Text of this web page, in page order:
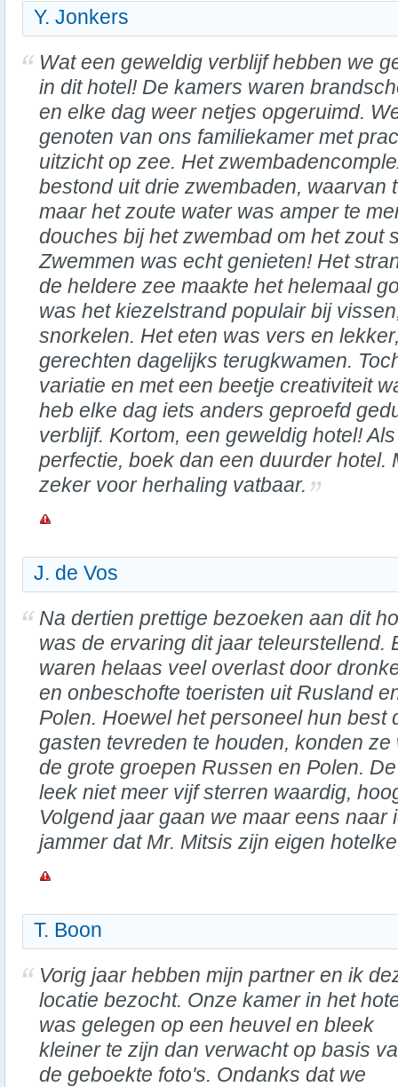
Y. Jonkers
Wat een geweldig verblijf hebben we
in dit hotel! De kamers waren
en elke dag weer netjes opgeruimd.
genoten van ons familiekamer met
uitzicht op zee. Het
bestond uit drie zwembaden, waarvan
maar het zoute water was amper te
douches bij het zwembad om het zout
Zwemmen was echt genieten! Het
de heldere zee maakte het helemaal
was het kiezelstrand populair bij
snorkelen. Het eten was vers en
gerechten dagelijks terugkwamen.
variatie en met een beetje creativiteit
heb elke dag iets anders geproefd
verblijf. Kortom, een geweldig hotel!
perfectie, boek dan een duurder hotel.
zeker voor herhaling vatbaar.
J. de Vos
Na dertien prettige bezoeken aan dit
was de ervaring dit jaar teleurstellend.
waren helaas veel overlast door
en onbeschofte toeristen uit Rusland
Polen. Hoewel het personeel hun best
gasten tevreden te houden, konden
de grote groepen Russen en Polen.
leek niet meer vijf sterren waardig,
Volgend jaar gaan we maar eens naar
jammer dat Mr. Mitsis zijn eigen
T. Boon
Vorig jaar hebben mijn partner en ik
locatie bezocht. Onze kamer in het
was gelegen op een heuvel en bleek
kleiner te zijn dan verwacht op basis
de geboekte foto's. Ondanks dat we